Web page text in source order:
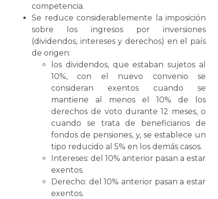
competencia.
Se reduce considerablemente la imposición
sobre los ingresos por inversiones
(dividendos, intereses y derechos) en el país
de origen:
los dividendos, que estaban sujetos al
10%, con el nuevo convenio se
consideran exentos cuando se
mantiene al menos el 10% de los
derechos de voto durante 12 meses, o
cuando se trata de beneficiarios de
fondos de pensiones, y, se establece un
tipo reducido al 5% en los demás casos.
Intereses: del 10% anterior pasan a estar
exentos.
Derecho: del 10% anterior pasan a estar
exentos.